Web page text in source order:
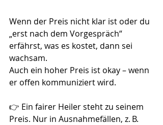
Wenn der Preis nicht klar ist oder du
„erst nach dem Vorgespräch“
erfährst, was es kostet, dann sei
wachsam.
Auch ein hoher Preis ist okay – wenn
er offen kommuniziert wird.
👉 Ein fairer Heiler steht zu seinem
Preis. Nur in Ausnahmefällen, z. B.